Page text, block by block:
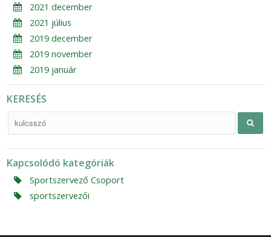
2021 december
2021 július
2019 december
2019 november
2019 január
KERESÉS
Kapcsolódó kategóriák
Sportszervező Csoport
sportszervezői